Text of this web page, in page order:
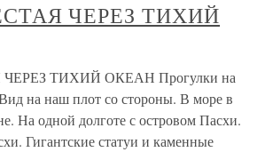
ЧЕРЕЗ ТИХИЙ
ТИХИЙ ОКЕАН Прогулки на
на наш плот со стороны. В море в
На одной долготе с островом Пасхи.
Гигантские статуи и каменные